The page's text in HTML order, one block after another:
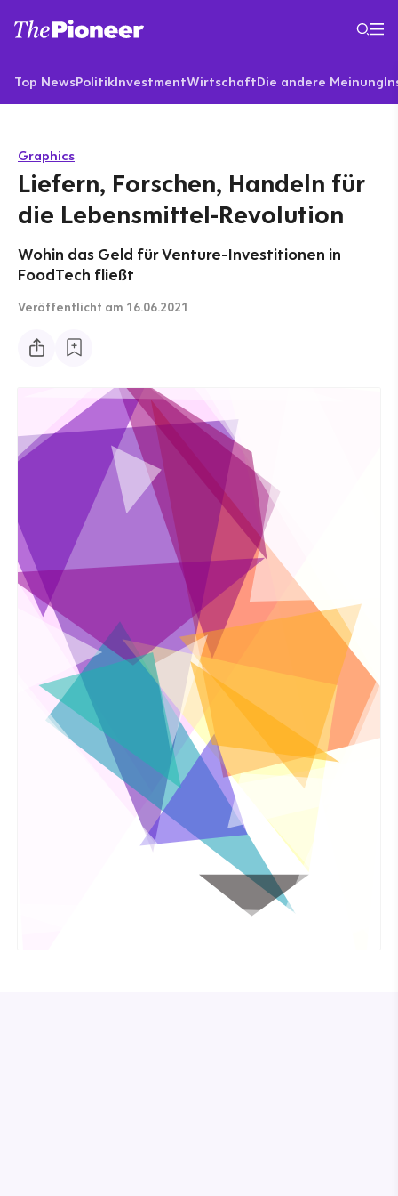
Top NewsPolitikInvestmentWirtschaftDie andere Meinung
Graphics
Liefern, Forschen, Handeln für
die Lebensmittel-Revolution
Wohin das Geld für Venture-Investitionen in
FoodTech fließt
Veröffentlicht am 16.06.2021